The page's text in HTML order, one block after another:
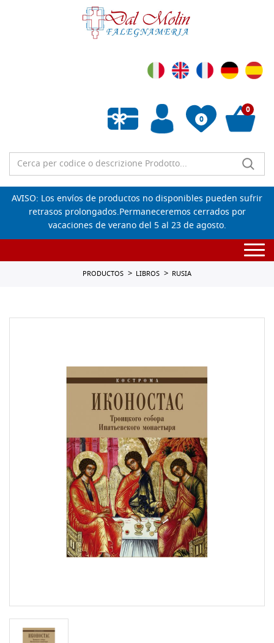
0
Lista de deseos vacía
0
AVISO: Los envíos de productos no disponibles pueden sufrir
retrasos prolongados.Permaneceremos cerrados por
vacaciones de verano del 5 al 23 de agosto.
PRODUCTOS LIBROS RUSIA